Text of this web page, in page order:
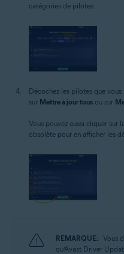
catégories de pilotes.
Décochez les pilotes que
sur Mettre à jour tous ou sur
Vous pouvez aussi cliquer sur la
obsolète pour en afficher les
REMARQUE: Vous
qu’Avast Driver